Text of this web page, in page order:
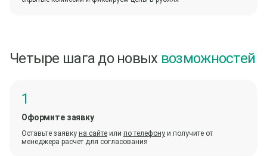
Четыре шага до новых возможностей
Оформите заявку
Оставьте заявку на сайте или по телефону и получите от
менеджера расчет для согласования